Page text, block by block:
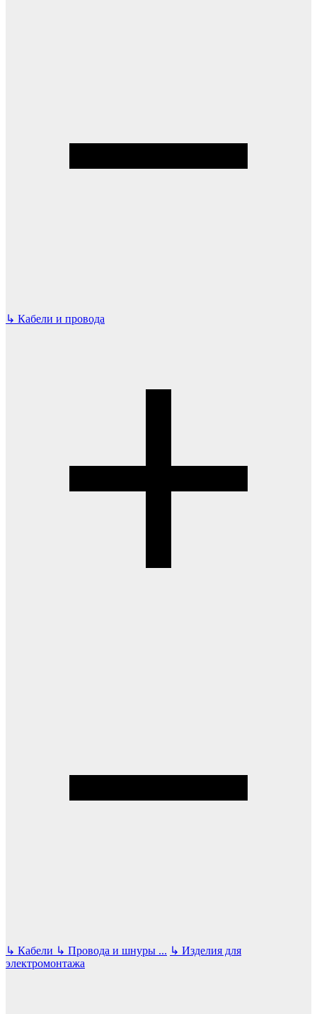
↳ Кабели и провода
↳ Кабели ↳ Провода и шнуры ... ↳ Изделия для
электромонтажа